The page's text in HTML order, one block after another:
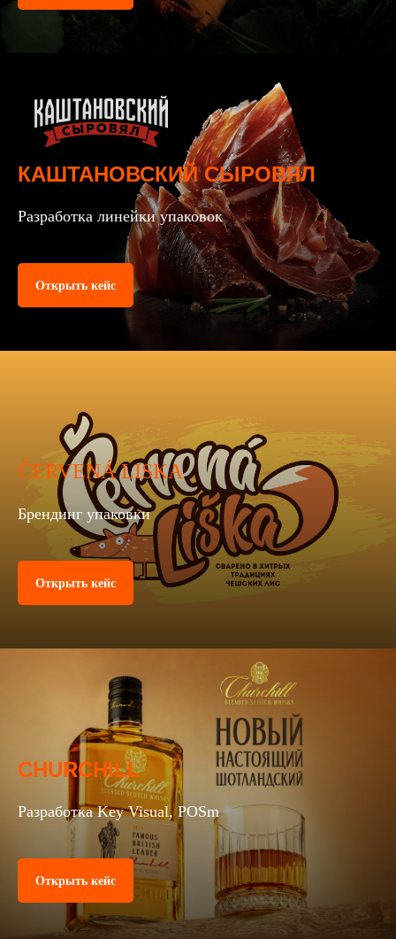
КАШТАНОВСКИЙ СЫРОВЯЛ
Разработка линейки упаковок
Открыть кейс
ČERVENÁ LISKA
Брендинг упаковки
Открыть кейс
CHURCHILL
Разработка Key Visual, POSm
Открыть кейс